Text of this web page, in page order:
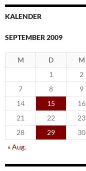
KALENDER
SEPTEMBER 2009
M D M
1
2
7
8 9
14
15 16
21
22 23
28
29
30
« Aug.